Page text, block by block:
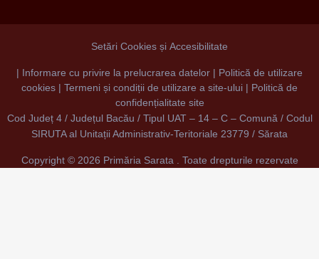
Setări Cookies și Accesibilitate
| Informare cu privire la prelucrarea datelor | Politică de utilizare
cookies | Termeni și condiții de utilizare a site-ului | Politică de
confidențialitate site
Cod Județ 4 / Județul Bacău / Tipul UAT – 14 – C – Comună / Codul
SIRUTA al Unitații Administrativ-Teritoriale 23779 / Sărata
Copyright © 2026 Primăria Sarata . Toate drepturile rezervate